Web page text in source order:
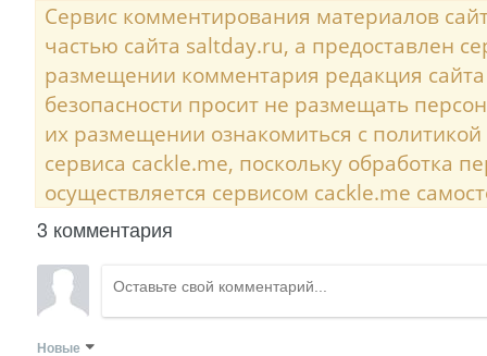
Сервис комментирования материалов
частью сайта saltday.ru, а предоставлен
размещении комментария редакция
безопасности просит не размещать
их размещении ознакомиться с
сервиса cackle.me, поскольку обработка
осуществляется сервисом cackle.me
3 комментария
Новые